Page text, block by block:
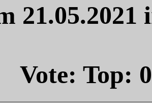
Vote: Top: 0